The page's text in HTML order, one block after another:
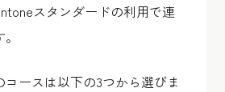
スタンダードの利用で連
ースは以下の3つから選びま